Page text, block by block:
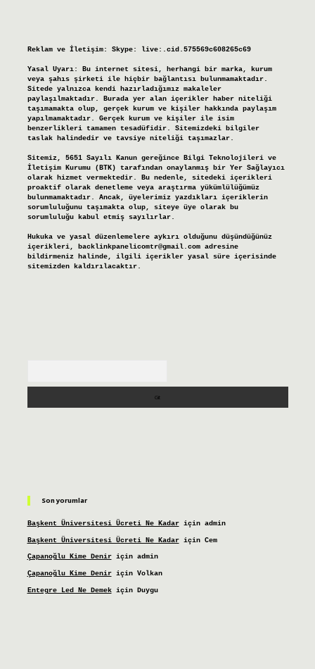
Reklam ve İletişim: Skype: live:.cid.575569c608265c69
Yasal Uyarı:
Bu internet sitesi, herhangi bir marka, kurum
veya şahıs şirketi ile hiçbir bağlantısı bulunmamaktadır.
Sitede yalnızca kendi hazırladığımız makaleler
paylaşılmaktadır. Burada yer alan içerikler haber niteliği
taşımamakta olup, gerçek kurum ve kişiler hakkında paylaşım
yapılmamaktadır. Gerçek kurum ve kişiler ile isim
benzerlikleri tamamen tesadüfidir. Sitemizdeki bilgiler
taslak halindedir ve tavsiye niteliği taşımazlar.
Sitemiz, 5651 Sayılı Kanun gereğince Bilgi Teknolojileri ve
İletişim Kurumu (BTK) tarafından onaylanmış bir Yer Sağlayıcı
olarak hizmet vermektedir. Bu nedenle, sitedeki içerikleri
proaktif olarak denetleme veya araştırma yükümlülüğümüz
bulunmamaktadır. Ancak, üyelerimiz yazdıkları içeriklerin
sorumluluğunu taşımakta olup, siteye üye olarak bu
sorumluluğu kabul etmiş sayılırlar.
Hukuka ve yasal düzenlemelere aykırı olduğunu düşündüğünüz
içerikleri, backlinkpanelicomtr@gmail.comadresine
bildirmeniz halinde, ilgili içerikler yasal süre içerisinde
sitemizden kaldırılacaktır.
Son yorumlar
Başkent Üniversitesi Ücreti Ne Kadariçin admin
Başkent Üniversitesi Ücreti Ne Kadariçin Cem
Çapanoğlu Kime Deniriçin admin
Çapanoğlu Kime Deniriçin Volkan
Entegre Led Ne Demekiçin Duygu